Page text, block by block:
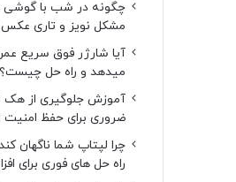
چگونه در شب با
مشکل نویز و تاری عکس
آیا شارژر فوق سریع
میدهد و راه حل چیست؟
ضروری برای حفظ
راه حل های فوری برای